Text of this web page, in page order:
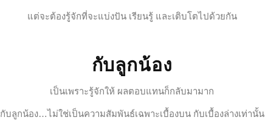
แต่จะต้องรู้จักที่จะแบ่งปัน เรียนรู้ และเติบโตไปด้วยกัน
กับลูกน้อง
เป็นเพราะรู้จักให้ ผลตอบแทนก็กลับมามาก
กับลูกน้อง…ไม่ใช่เป็นความสัมพันธ์เฉพาะเบื้องบน กับเบื้องล่างเท่านั้น